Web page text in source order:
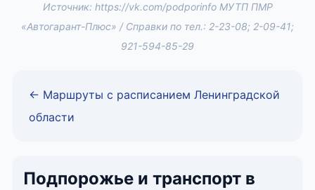
Источник: https://vk.com/podporinfo МУТП ПМР
«Автогарант-Плюс» / Справки по тел.: 2-23-08; 2-09-41;
921-594-85-29
← Маршруты с расписанием Ленинградской
области
Подпорожье и транспорт в